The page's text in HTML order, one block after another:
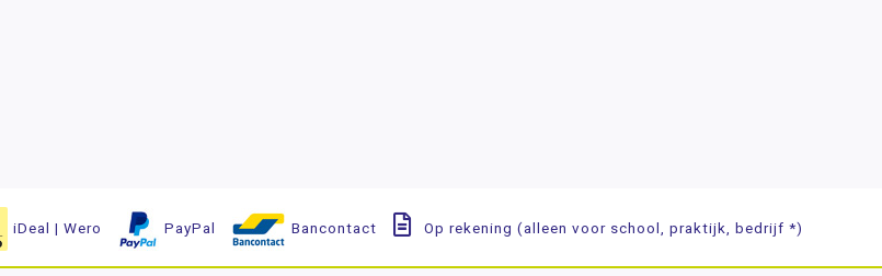
iDeal | Wero PayPal Bancontact Op rekening (alleen voor school, praktijk, bedrijf *)